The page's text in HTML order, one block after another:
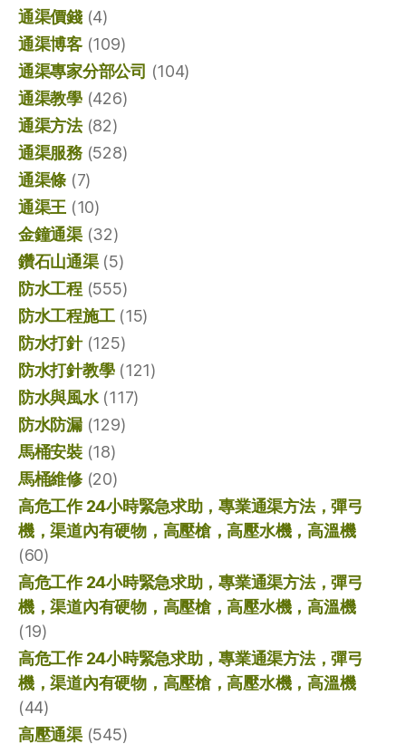
通渠價錢(4)
通渠博客(109)
通渠專家分部公司 (104)
通渠教學(426)
通渠方法(82)
通渠服務(528)
通渠條 (7)
通渠王 (10)
金鐘通渠(32)
鑽石山通渠(5)
防水工程(555)
防水工程施工(15)
防水打針(125)
防水打針教學(121)
防水與風水(117)
防水防漏(129)
馬桶安裝(18)
馬桶維修(20)
高危工作 24小時緊急求助，專業通渠方法，彈弓
機，渠道內有硬物，高壓槍，高壓水機，高溫機
(60)
高危工作 24小時緊急求助，專業通渠方法，彈弓
機，渠道內有硬物，高壓槍，高壓水機，高溫機
(19)
高危工作 24小時緊急求助，專業通渠方法，彈弓
機，渠道內有硬物，高壓槍，高壓水機，高溫機
(44)
高壓通渠(545)